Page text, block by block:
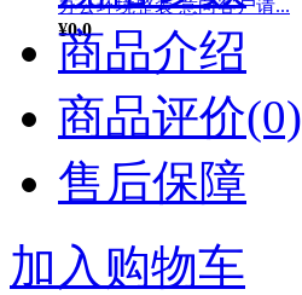
办公环境整装 意向客户请...
¥0.0
商品介绍
商品评价(0)
售后保障
加入购物车